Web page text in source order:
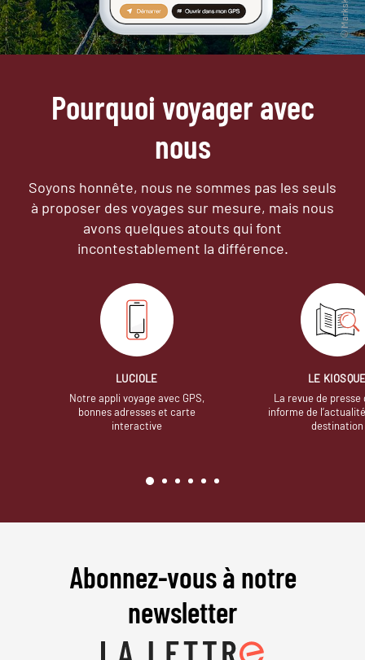
Pourquoi voyager avec
nous
Soyons honnête, nous ne sommes pas les seuls
à proposer des voyages sur mesure, mais nous
avons quelques atouts qui font
incontestablement la différence.
LUCIOLE
Notre appli voyage avec GPS,
bonnes adresses et carte
interactive
LE
La revue de presse
informe de
destination
Abonnez-vous à notre
newsletter